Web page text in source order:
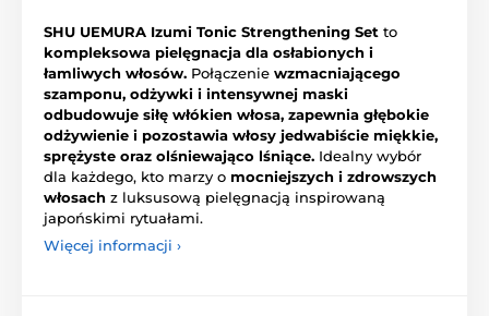
SHU UEMURA Izumi Tonic Strengthening Set to
kompleksowa pielęgnacja dla osłabionych i
łamliwych włosów. Połączenie wzmacniającego
szamponu, odżywki i intensywnej maski
odbudowuje siłę włókien włosa, zapewnia głębokie
odżywienie i pozostawia włosy jedwabiście miękkie,
sprężyste oraz olśniewająco lśniące. Idealny wybór
dla każdego, kto marzy o mocniejszych i zdrowszych
włosach z luksusową pielęgnacją inspirowaną
japońskimi rytuałami.
Więcej informacji ›